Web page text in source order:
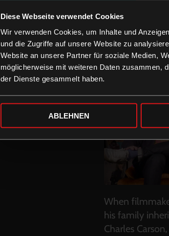
Diese Webseite verwendet Cookies
Wir verwenden Cookies, um Inhalte und
und die Zugriffe auf unsere Website zu
Website an unsere Partner für soziale Medien,
möglicherweise mit weiteren Daten zusammen,
der Dienste gesammelt haben.
ABLEHNEN
When
his family
Charles